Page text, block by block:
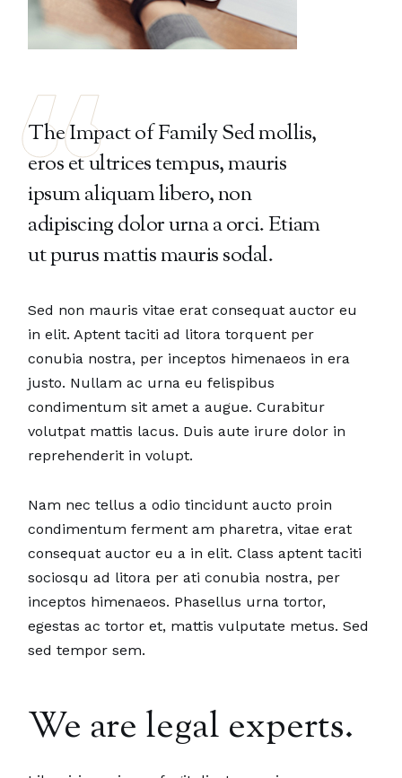
The Impact of Family Sed mollis,
eros et ultrices tempus, mauris
ipsum aliquam libero, non
adipiscing dolor urna a orci. Etiam
ut purus mattis mauris sodal.
Sed non mauris vitae erat consequat auctor eu
in elit. Aptent taciti ad litora torquent per
conubia nostra, per inceptos himenaeos in era
justo. Nullam ac urna eu felispibus
condimentum sit amet a augue. Curabitur
volutpat mattis lacus. Duis aute irure dolor in
reprehenderit in volupt.
Nam nec tellus a odio tincidunt aucto proin
condimentum ferment am pharetra, vitae erat
consequat auctor eu a in elit. Class aptent taciti
sociosqu ad litora per ati conubia nostra, per
inceptos himenaeos. Phasellus urna tortor,
egestas ac tortor et, mattis vulputate metus. Sed
sed tempor sem.
We are legal experts.